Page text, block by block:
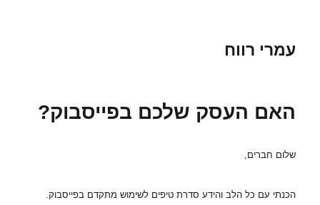
עמרי רווח
האם העסק שלכם בפייסבוק?
שלום חברים,
הכנתי עם כל הלב והידע סדרת טיפים לשימוש מתקדם בפייסבוק.